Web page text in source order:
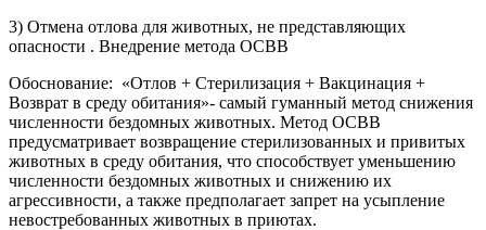
3) Отмена отлова для животных, не представляющих
опасности . Внедрение метода ОСВВ
Обоснование: «Отлов + Стерилизация + Вакцинация +
Возврат в среду обитания»- самый гуманный метод снижения
численности бездомных животных. Метод ОСВВ
предусматривает возвращение стерилизованных и привитых
животных в среду обитания, что способствует уменьшению
численности бездомных животных и снижению их
агрессивности, а также предполагает запрет на усыпление
невостребованных животных в приютах.